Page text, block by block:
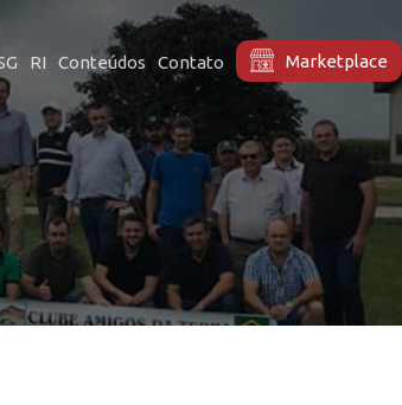
RI Conteúdos Contato Marketplace